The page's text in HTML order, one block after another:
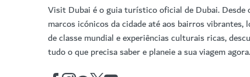
Visit Dubai é o guia turístico oficial de Dubai. Desde
marcos icónicos da cidade até aos bairros vibrantes,
de classe mundial e experiências culturais ricas,
tudo o que precisa saber e planeie a sua viagem agora.